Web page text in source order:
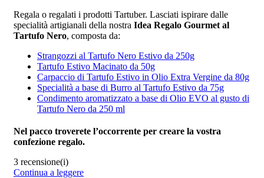
Regala o regalati i prodotti Tartuber. Lasciati ispirare dalle
specialità artigianali della nostra Idea Regalo Gourmet al
Tartufo Nero, composta da:
Strangozzi al Tartufo Nero Estivo da 250g
Tartufo Estivo Macinato da 50g
Carpaccio di Tartufo Estivo in Olio Extra Vergine da 80g
Specialità a base di Burro al Tartufo Estivo da 75g
Condimento aromatizzato a base di Olio EVO al gusto di
Tartufo Nero da 250 ml
Nel pacco troverete l’occorrente per creare la vostra
confezione regalo.
3 recensione(i)
Continua a leggere